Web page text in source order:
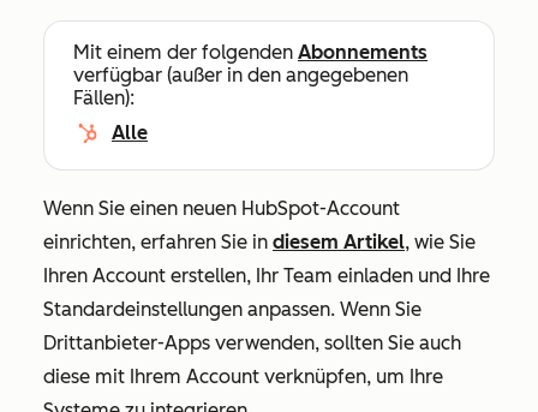
Mit einem der folgenden Abonnements
verfügbar (außer in den angegebenen
Fällen):
Alle
Wenn Sie einen neuen HubSpot-Account
einrichten, erfahren Sie in diesem Artikel, wie Sie
Ihren Account erstellen, Ihr Team einladen und Ihre
Standardeinstellungen anpassen. Wenn Sie
Drittanbieter-Apps verwenden, sollten Sie auch
diese mit Ihrem Account verknüpfen, um Ihre